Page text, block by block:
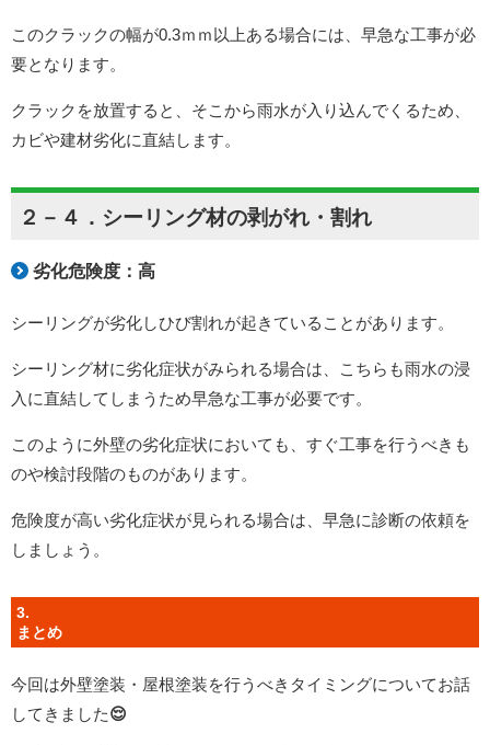
このクラックの幅が0.3ｍｍ以上ある場合には、早急な工事が必
要となります。
クラックを放置すると、そこから雨水が入り込んでくるため、
カビや建材劣化に直結します。
２－４．シーリング材の剥がれ・割れ
劣化危険度：高
シーリングが劣化しひび割れが起きていることがあります。
シーリング材に劣化症状がみられる場合は、こちらも雨水の浸
入に直結してしまうため早急な工事が必要です。
このように外壁の劣化症状においても、すぐ工事を行うべきも
のや検討段階のものがあります。
危険度が高い劣化症状が見られる場合は、早急に診断の依頼を
しましょう。
3.
まとめ
今回は外壁塗装・屋根塗装を行うべきタイミングについてお話
してきました😌